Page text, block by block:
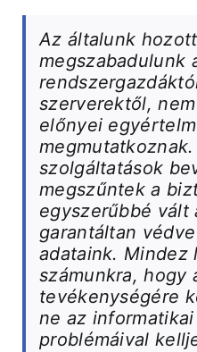
Az általunk
megszabadulunk
szerverektől,
előnyei
szolgáltatások
megszűntek a
egyszerűbbé vált
garantáltan
adataink. Mindez
számunkra, hogy
tevékenységére
ne az
problémáival